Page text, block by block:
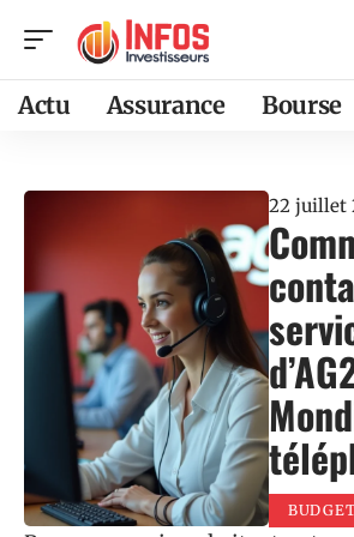
Actu Assurance Bourse
22 juillet
BUDGET